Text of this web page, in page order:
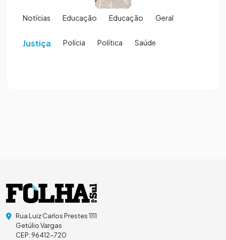
Notícias Educação Educação Geral
Justiça Polícia Política Saúde
Rua Luiz Carlos Prestes 1111
Getúlio Vargas
CEP: 96412-720